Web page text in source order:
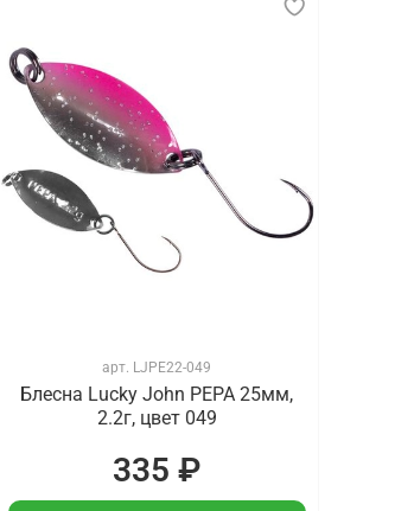
арт. LJPE22-049
Блесна Lucky John PEPA 25мм,
2.2г, цвет 049
335 ₽